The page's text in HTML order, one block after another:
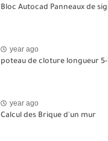
Bloc Autocad Panneaux de
year ago
poteau de cloture longueur 5-
year ago
Calcul des Brique d'un mur